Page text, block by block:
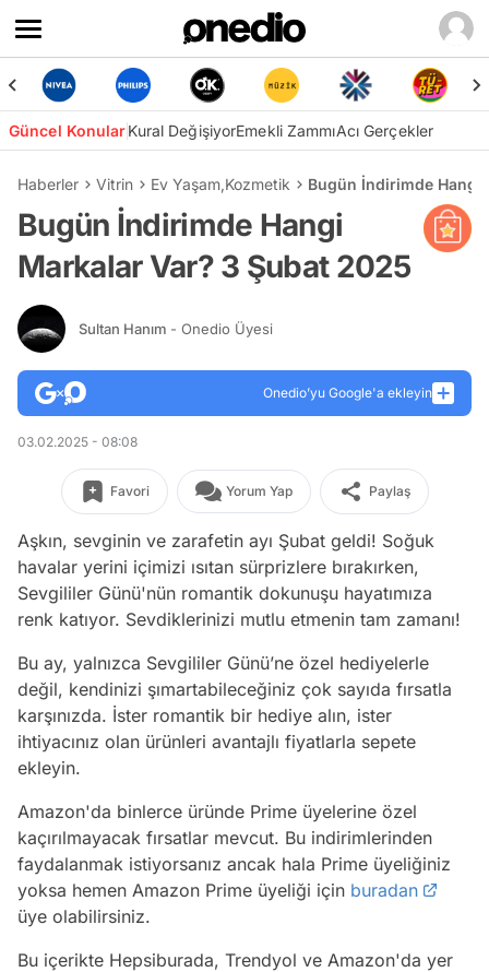
Güncel KonularKural DeğişiyorEmekli ZammıAcı Gerçekler
Haberler Vitrin Ev Yaşam,Kozmetik Bugün İndirimde Hangi
Bugün İndirimde Hangi
Markalar Var? 3 Şubat 2025
Sultan Hanım - Onedio Üyesi
Onedio’yu Google'a ekleyin
03.02.2025 - 08:08
Favori Yorum Yap Paylaş
Aşkın, sevginin ve zarafetin ayı Şubat geldi! Soğuk
havalar yerini içimizi ısıtan sürprizlere bırakırken,
Sevgililer Günü'nün romantik dokunuşu hayatımıza
renk katıyor. Sevdiklerinizi mutlu etmenin tam zamanı!
Bu ay, yalnızca Sevgililer Günü’ne özel hediyelerle
değil, kendinizi şımartabileceğiniz çok sayıda fırsatla
karşınızda. İster romantik bir hediye alın, ister
ihtiyacınız olan ürünleri avantajlı fiyatlarla sepete
ekleyin.
Amazon'da binlerce üründe Prime üyelerine özel
kaçırılmayacak fırsatlar mevcut. Bu indirimlerinden
faydalanmak istiyorsanız ancak hala Prime üyeliğiniz
yoksa hemen Amazon Prime üyeliği için buradan
üye olabilirsiniz.
Bu içerikte Hepsiburada, Trendyol ve Amazon'da yer